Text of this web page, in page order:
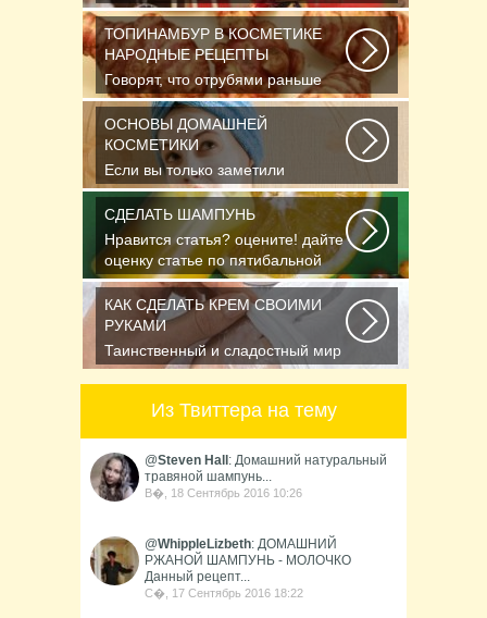
чувствительные и капризные.
Часто они реагируют на...
ТОПИНАМБУР В КОСМЕТИКЕ
НАРОДНЫЕ РЕЦЕПТЫ
Говорят, что отрубями раньше
кормили только животных, а люди
стали есть...
ОСНОВЫ ДОМАШНЕЙ
КОСМЕТИКИ
Если вы только заметили
появление первых морщинок или
уже утратили им счет...
СДЕЛАТЬ ШАМПУНЬ
Нравится статья? оцените! дайте
оценку статье по пятибальной
шкале Спасибо...
КАК СДЕЛАТЬ КРЕМ СВОИМИ
РУКАМИ
Таинственный и сладостный мир
ароматов неудержимо влечёт к
Из Твиттера на тему
@Steven Hall : Домашний натуральный
травяной шампунь...
В�, 18 Сентябрь 2016 10:26
@WhippleLizbeth: ДОМАШНИЙ
РЖАНОЙ ШАМПУНЬ - МОЛОЧКО
Данный рецепт...
С�, 17 Сентябрь 2016 18:22